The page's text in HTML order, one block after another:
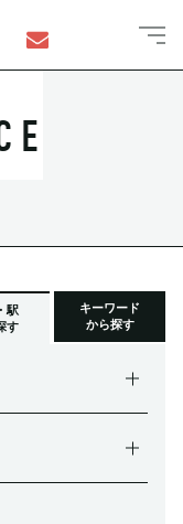
駅
す
キーワード
から探す